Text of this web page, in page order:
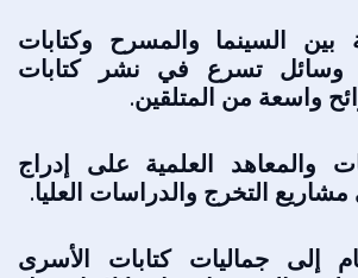
بين السينما والمسرح وكتابات
وسائل تسرع في نشر كتابات
واسعة من المتلقين.
والمعاهد العلمية على إدراج
التخرج والدراسات العليا.
إلى جماليات كتابات الأسرى